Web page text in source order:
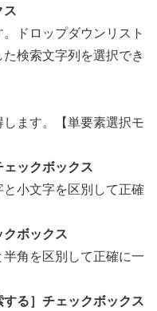
ス
ドロップダウンリスト
検索文字列を選択でき
ます。【単要素選択モ
ェックボックス
小文字を区別して正確
クボックス
角を区別して正確に一
する］チェックボックス